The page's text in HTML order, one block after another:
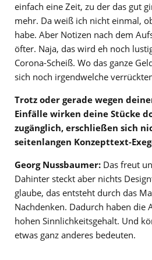
einfach eine Zeit, zu der das gut
mehr. Da weiß ich nicht einmal,
habe. Aber Notizen nach dem
öfter. Naja, das wird eh noch
Corona-Scheiß. Wo das ganze
sich noch irgendwelche
Trotz oder gerade wegen
Einfälle wirken deine Stücke
zugänglich, erschließen sich
seitenlangen Konzepttext-
Georg Nussbaumer: Das freut
Dahinter steckt aber nichts
glaube, das entsteht durch das
Nachdenken. Dadurch haben die
hohen Sinnlichkeitsgehalt. Und
etwas ganz anderes bedeuten.